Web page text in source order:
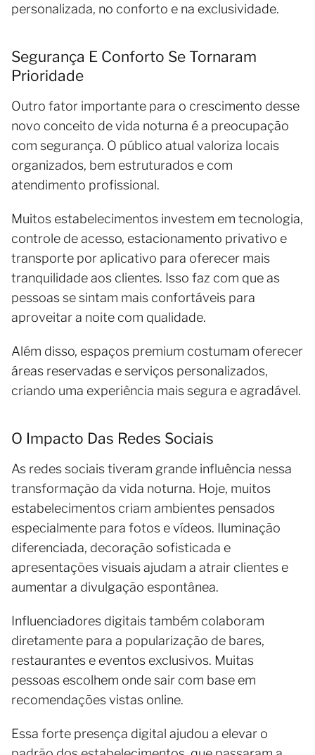
personalizada, no conforto e na exclusividade.
Segurança E Conforto Se Tornaram
Prioridade
Outro fator importante para o crescimento desse
novo conceito de vida noturna é a preocupação
com segurança. O público atual valoriza locais
organizados, bem estruturados e com
atendimento profissional.
Muitos estabelecimentos investem em tecnologia,
controle de acesso, estacionamento privativo e
transporte por aplicativo para oferecer mais
tranquilidade aos clientes. Isso faz com que as
pessoas se sintam mais confortáveis para
aproveitar a noite com qualidade.
Além disso, espaços premium costumam oferecer
áreas reservadas e serviços personalizados,
criando uma experiência mais segura e agradável.
O Impacto Das Redes Sociais
As redes sociais tiveram grande influência nessa
transformação da vida noturna. Hoje, muitos
estabelecimentos criam ambientes pensados
especialmente para fotos e vídeos. Iluminação
diferenciada, decoração sofisticada e
apresentações visuais ajudam a atrair clientes e
aumentar a divulgação espontânea.
Influenciadores digitais também colaboram
diretamente para a popularização de bares,
restaurantes e eventos exclusivos. Muitas
pessoas escolhem onde sair com base em
recomendações vistas online.
Essa forte presença digital ajudou a elevar o